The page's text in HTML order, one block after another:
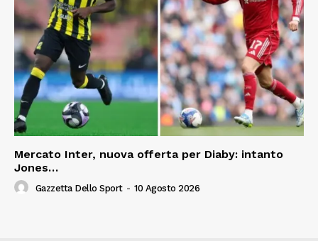
Mercato Inter, nuova offerta per Diaby: intanto
Jones…
Gazzetta Dello Sport - 10 Agosto 2026